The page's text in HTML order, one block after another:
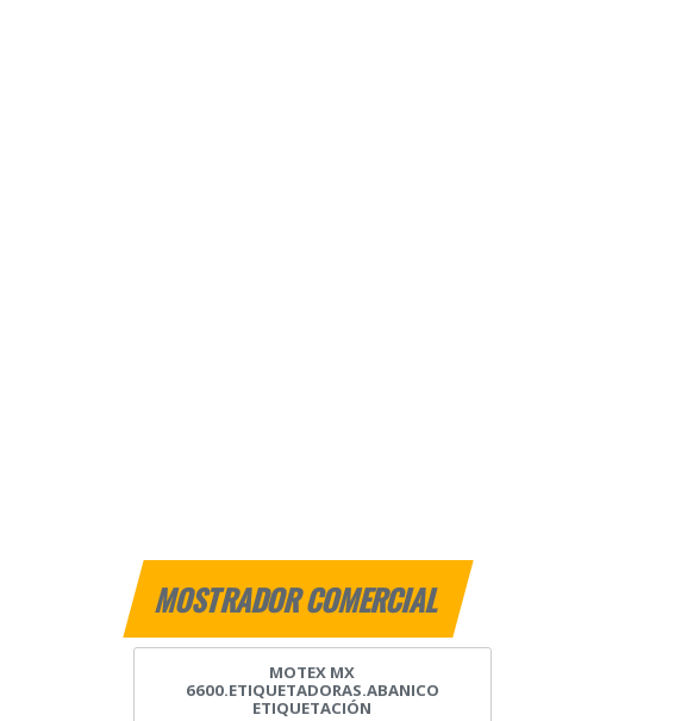
MOSTRADOR COMERCIAL
MOTEX MX
6600.ETIQUETADORAS.ABANICO
ETIQUETACIÓN